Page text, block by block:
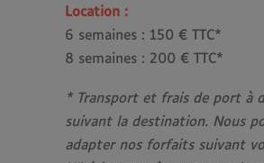
Location :
6 semaines : 150 € TTC*
8 semaines : 200 € TTC*
* Transport et frais de port à
suivant la destination. Nous
adapter nos forfaits suivant